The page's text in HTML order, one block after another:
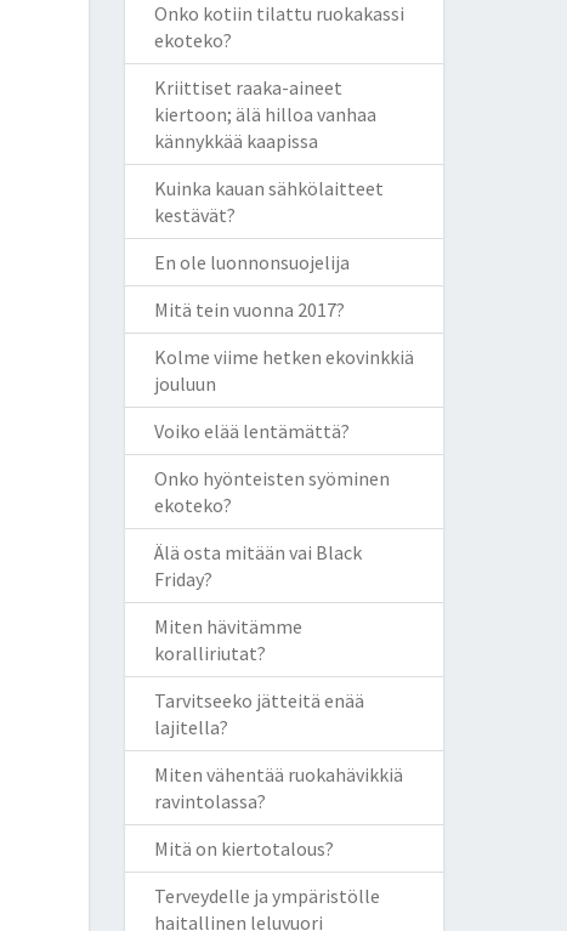
Onko kotiin tilattu ruokakassi
ekoteko?
Kriittiset raaka-aineet
kiertoon; älä hilloa vanhaa
kännykkää kaapissa
Kuinka kauan sähkölaitteet
kestävät?
En ole luonnonsuojelija
Mitä tein vuonna 2017?
Kolme viime hetken ekovinkkiä
jouluun
Voiko elää lentämättä?
Onko hyönteisten syöminen
ekoteko?
Älä osta mitään vai Black
Friday?
Miten hävitämme
koralliriutat?
Tarvitseeko jätteitä enää
lajitella?
Miten vähentää ruokahävikkiä
ravintolassa?
Mitä on kiertotalous?
Terveydelle ja ympäristölle
haitallinen leluvuori